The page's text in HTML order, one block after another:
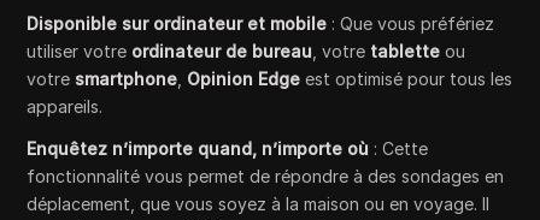
Disponible sur ordinateur et mobile : Que vous préfériez
utiliser votre ordinateur de bureau , votre tablette ou
votre smartphone Opinion Edge est optimisé pour tous les
appareils.
Enquêtez n’importe quand, n’importe où : Cette
fonctionnalité vous permet de répondre à des sondages en
déplacement, que vous soyez à la maison ou en voyage. Il